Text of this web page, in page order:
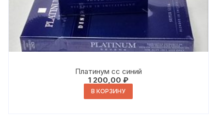
Платинум сс синий
1 200,00₽
В КОРЗИНУ